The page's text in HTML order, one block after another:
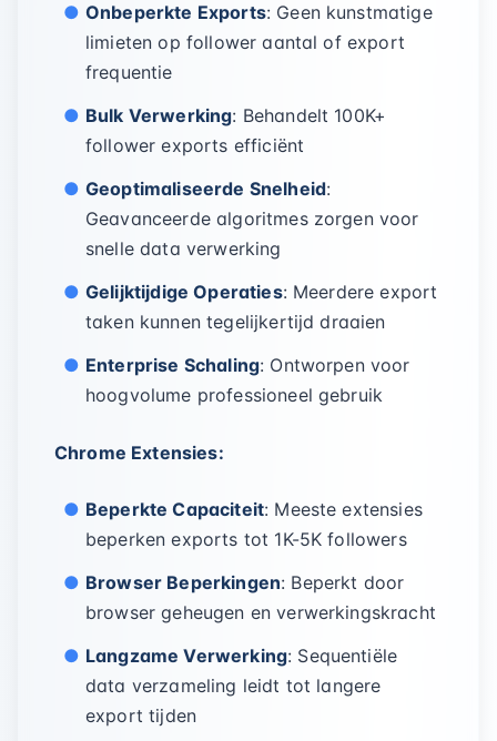
Onbeperkte Exports: Geen kunstmatige
limieten op follower aantal of export
frequentie
Bulk Verwerking: Behandelt 100K+
follower exports efficiënt
Geoptimaliseerde Snelheid:
Geavanceerde algoritmes zorgen voor
snelle data verwerking
Gelijktijdige Operaties: Meerdere export
taken kunnen tegelijkertijd draaien
Enterprise Schaling: Ontworpen voor
hoogvolume professioneel gebruik
Chrome Extensies:
Beperkte Capaciteit: Meeste extensies
beperken exports tot 1K-5K followers
Browser Beperkingen: Beperkt door
browser geheugen en verwerkingskracht
Langzame Verwerking: Sequentiële
data verzameling leidt tot langere
export tijden